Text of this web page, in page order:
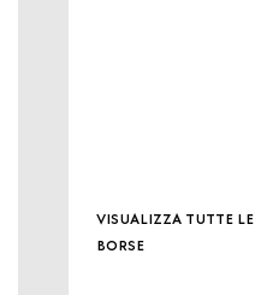
visualizza tutte le
borse